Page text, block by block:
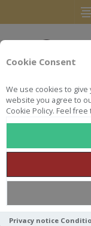
Cookie Consent
We use cookies to
website you agree to
Cookie Policy. Feel
Privacy notice